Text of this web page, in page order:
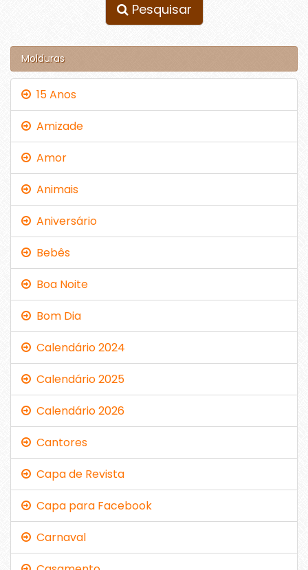
Pesquisar
Molduras
15 Anos
Amizade
Amor
Animais
Aniversário
Bebês
Boa Noite
Bom Dia
Calendário 2024
Calendário 2025
Calendário 2026
Cantores
Capa de Revista
Capa para Facebook
Carnaval